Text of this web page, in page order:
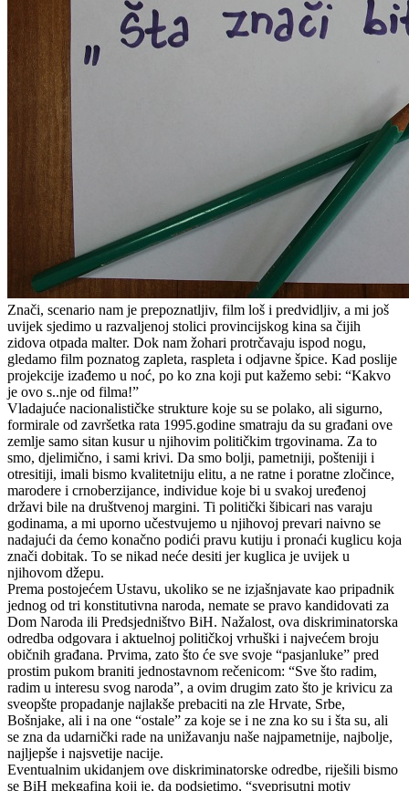
Znači, scenario nam je prepoznatljiv, film loš i predvidljiv, a mi još
uvijek sjedimo u razvaljenoj stolici provincijskog kina sa čijih
zidova otpada malter. Dok nam žohari protrčavaju ispod nogu,
gledamo film poznatog zapleta, raspleta i odjavne špice. Kad poslije
projekcije izađemo u noć, po ko zna koji put kažemo sebi: “Kakvo
je ovo s..nje od filma!”
Vladajuće nacionalističke strukture koje su se polako, ali sigurno,
formirale od završetka rata 1995.godine smatraju da su građani ove
zemlje samo sitan kusur u njihovim političkim trgovinama. Za to
smo, djelimično, i sami krivi. Da smo bolji, pametniji, pošteniji i
otresitiji, imali bismo kvalitetniju elitu, a ne ratne i poratne zločince,
marodere i crnoberzijance, individue koje bi u svakoj uređenoj
državi bile na društvenoj margini. Ti politički šibicari nas varaju
godinama, a mi uporno učestvujemo u njihovoj prevari naivno se
nadajući da ćemo konačno podići pravu kutiju i pronaći kuglicu koja
znači dobitak. To se nikad neće desiti jer kuglica je uvijek u
njihovom džepu.
Prema postojećem Ustavu, ukoliko se ne izjašnjavate kao pripadnik
jednog od tri konstitutivna naroda, nemate se pravo kandidovati za
Dom Naroda ili Predsjedništvo BiH. Nažalost, ova diskriminatorska
odredba odgovara i aktuelnoj političkoj vrhuški i najvećem broju
običnih građana. Prvima, zato što će sve svoje “pasjanluke” pred
prostim pukom braniti jednostavnom rečenicom: “Sve što radim,
radim u interesu svog naroda”, a ovim drugim zato što je krivicu za
sveopšte propadanje najlakše prebaciti na zle Hrvate, Srbe,
Bošnjake, ali i na one “ostale” za koje se i ne zna ko su i šta su, ali
se zna da udarnički rade na unižavanju naše najpametnije, najbolje,
najljepše i najsvetije nacije.
Eventualnim ukidanjem ove diskriminatorske odredbe, riješili bismo
se BiH mekgafina koji je, da podsjetimo, “sveprisutni motiv